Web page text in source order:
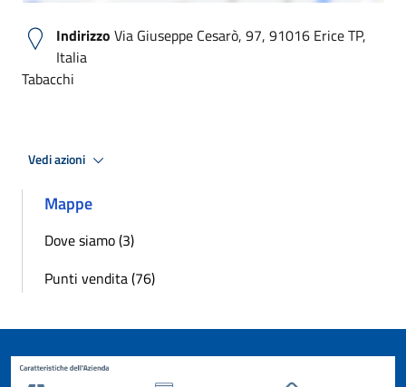
Indirizzo Via Giuseppe Cesarò, 97, 91016 Erice TP,
Italia
Tabacchi
Vedi azioni
Mappe
Dove siamo (3)
Punti vendita (76)